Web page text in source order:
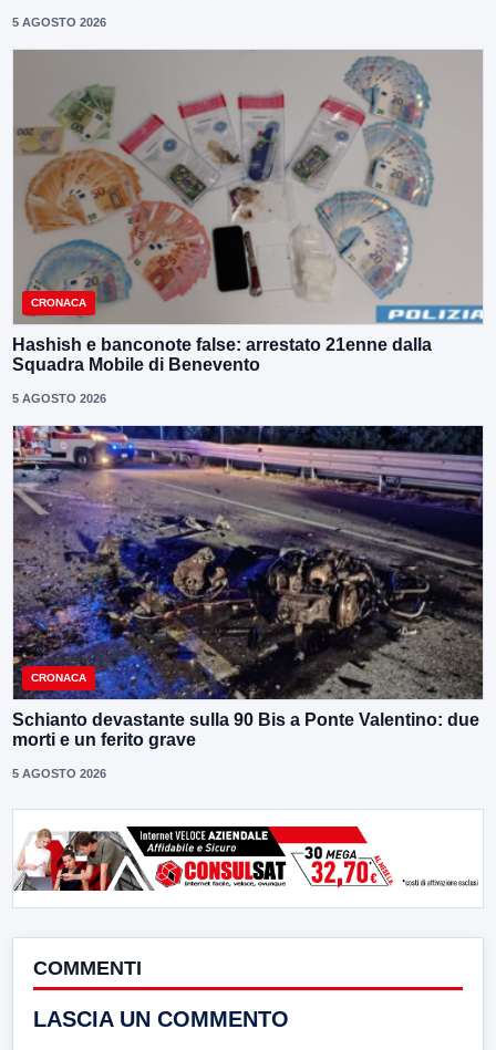
5 AGOSTO 2026
CRONACA
Hashish e banconote false: arrestato 21enne dalla
Squadra Mobile di Benevento
5 AGOSTO 2026
CRONACA
Schianto devastante sulla 90 Bis a Ponte Valentino: due
morti e un ferito grave
5 AGOSTO 2026
COMMENTI
LASCIA UN COMMENTO